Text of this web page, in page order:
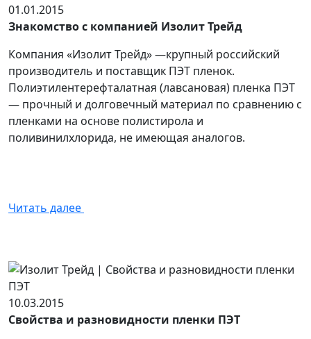
01.01.2015
Знакомство с компанией Изолит Трейд
Компания «Изолит Трейд» —крупный российский
производитель и поставщик ПЭТ пленок.
Полиэтилентерефталатная (лавсановая) пленка ПЭТ
— прочный и долговечный материал по сравнению с
пленками на основе полистирола и
поливинилхлорида, не имеющая аналогов.
Читать далее
10.03.2015
Свойства и разновидности пленки ПЭТ